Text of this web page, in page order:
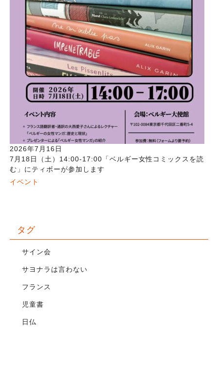
2026年7月16日
7月18日（土）14:00-17:00「ベルギー女性コミックスを読
む」にティボーが参加します
イベント
タグ
サイン会
サヨナラは言わない
フランス
児童書
日仏